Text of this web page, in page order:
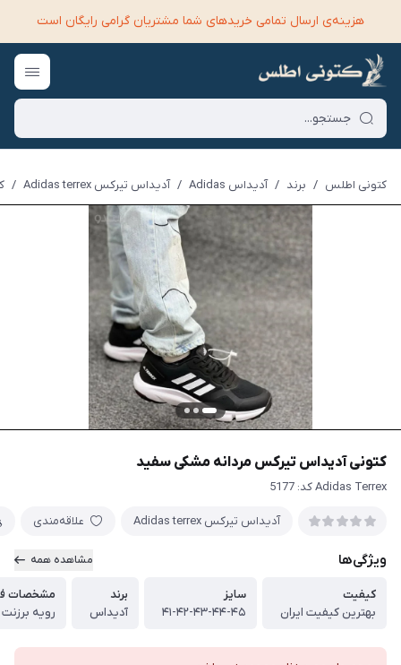
هزینه‌ی ارسال تمامی خرید‌های شما مشتریان گرامی رایگان است
کتونی اطلس / برند / آدیداس Adidas / آدیداس تیرکس Adidas terrex /
کتونی آدیداس تیرکس مردانه مشکی سفید
Adidas Terrex کد: 5177
آدیداس تیرکس Adidas terrex علاقه‌مندی
ویژگی‌ها مشاهده همه
کیفیت
بهترین کیفیت ایران
سایز
۴۱-۴۲-۴۳-۴۴-۴۵
برند
آدیداس
مشخصات
رویه برزنت